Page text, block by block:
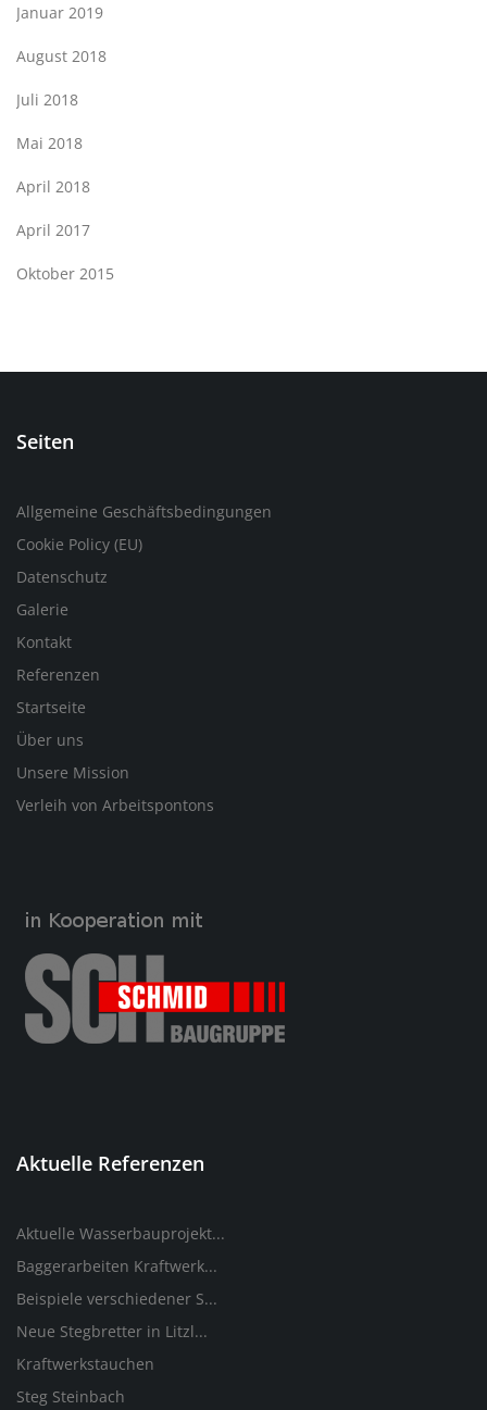
Januar 2019
August 2018
Juli 2018
Mai 2018
April 2018
April 2017
Oktober 2015
Seiten
Allgemeine Geschäftsbedingungen
Cookie Policy (EU)
Datenschutz
Galerie
Kontakt
Referenzen
Startseite
Über uns
Unsere Mission
Verleih von Arbeitspontons
Aktuelle Referenzen
Aktuelle Wasserbauprojekt...
Baggerarbeiten Kraftwerk...
Beispiele verschiedener S...
Neue Stegbretter in Litzl...
Kraftwerkstauchen
Steg Steinbach